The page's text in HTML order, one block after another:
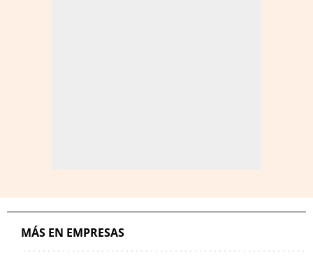
MÁS EN EMPRESAS